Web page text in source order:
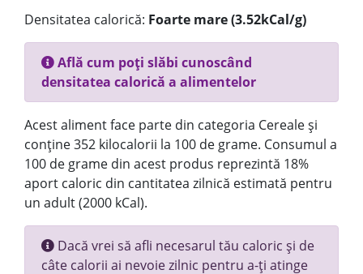
Densitatea calorică: Foarte mare (3.52kCal/g)
Află cum poți slăbi cunoscând
densitatea calorică a alimentelor
Acest aliment face parte din categoria Cereale și
conține 352 kilocalorii la 100 de grame. Consumul a
100 de grame din acest produs reprezintă 18%
aport caloric din cantitatea zilnică estimată pentru
un adult (2000 kCal).
Dacă vrei să afli necesarul tău caloric și de
câte calorii ai nevoie zilnic pentru a-ți atinge